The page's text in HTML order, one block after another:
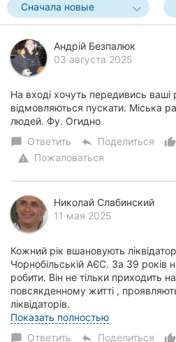
Сначала новые
Андрій Безпалюк
03 августа 2025
На вході хочуть передивись ваші
відмовляються пускати. Міська
людей. Фу. Огидно
chat_bubble Ответить reply Поделиться
warning Пожаловаться
Николай Слабинский
11 мая 2025
Кожний рік вшановують
Чорнобільській АЄС. За 39
робити. Він не тільки приходить
повсякденному житті ,
ліквідаторів.
Так, працівники архівного відді...
Показать полностью
chat_bubble Ответить reply Поделиться